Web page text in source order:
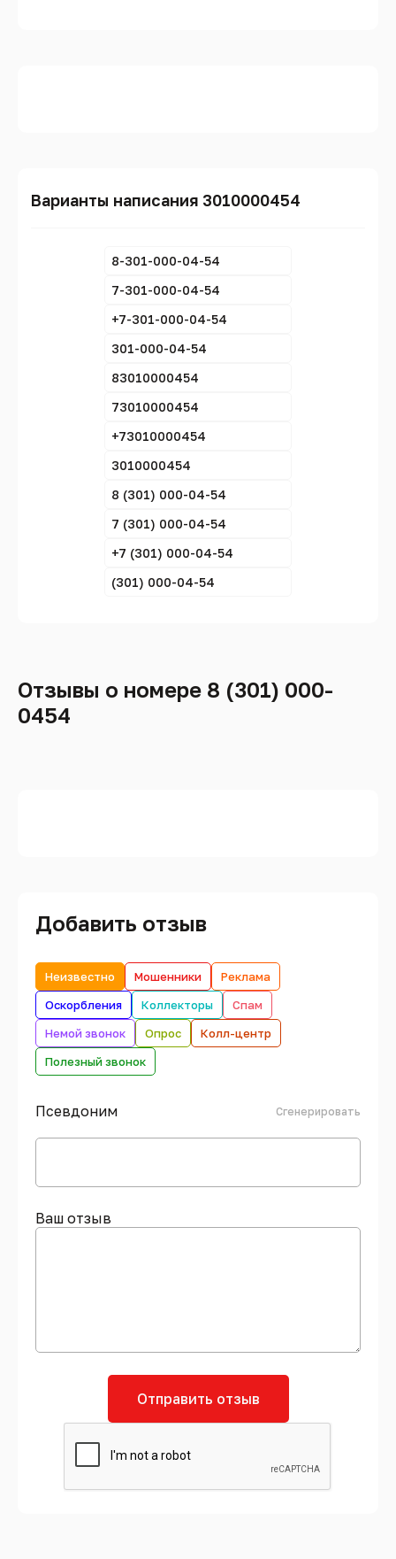
Варианты написания 3010000454
8-301-000-04-54
7-301-000-04-54
+7-301-000-04-54
301-000-04-54
83010000454
73010000454
+73010000454
3010000454
8 (301) 000-04-54
7 (301) 000-04-54
+7 (301) 000-04-54
(301) 000-04-54
Отзывы о номере 8 (301) 000-
0454
Добавить отзыв
Неизвестно Мошенники
Реклама
Оскорбления
Коллекторы
Спам
Немой звонок
Опрос
Колл-центр
Полезный звонок
Псевдоним Сгенерировать
Ваш отзыв
Отправить отзыв